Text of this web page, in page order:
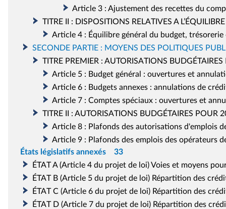
Article 3 : Ajustement des recettes du
TITRE II : DISPOSITIONS RELATIVES A
Article 4 : Équilibre général du budget,
SECONDE PARTIE : MOYENS DES POLITIQUES
TITRE PREMIER : AUTORISATIONS
Article 5 : Budget général : ouvertures et
Article 6 : Budgets annexes : annulations de
Article 7 : Comptes spéciaux : ouvertures et
TITRE II : AUTORISATIONS BUDGÉTAIRES POUR
Article 8 : Plafonds des autorisations d'emplois
Article 9 : Plafonds des emplois des opérateurs
États législatifs annexés
33
ÉTATA (Article 4 du projet de loi) Voies et moyens
ÉTAT B (Article 5 du projet de loi) Répartition des
ÉTAT C (Article 6 du projet de loi) Répartition des
ÉTAT D (Article 7 du projet de loi) Répartition des